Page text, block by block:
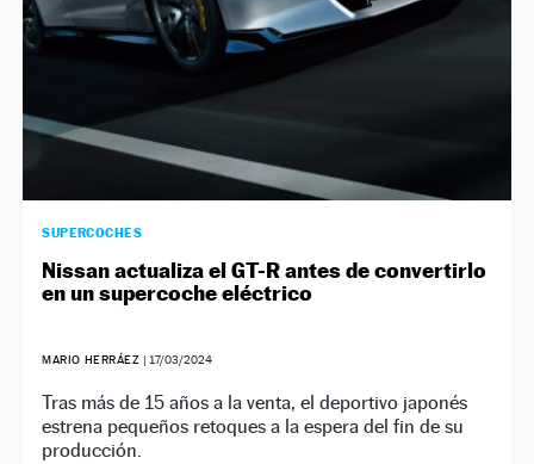
SUPERCOCHES
Nissan actualiza el GT-R antes de convertirlo
en un supercoche eléctrico
MARIO HERRÁEZ | 17/03/2024
Tras más de 15 años a la venta, el deportivo japonés
estrena pequeños retoques a la espera del fin de su
producción.